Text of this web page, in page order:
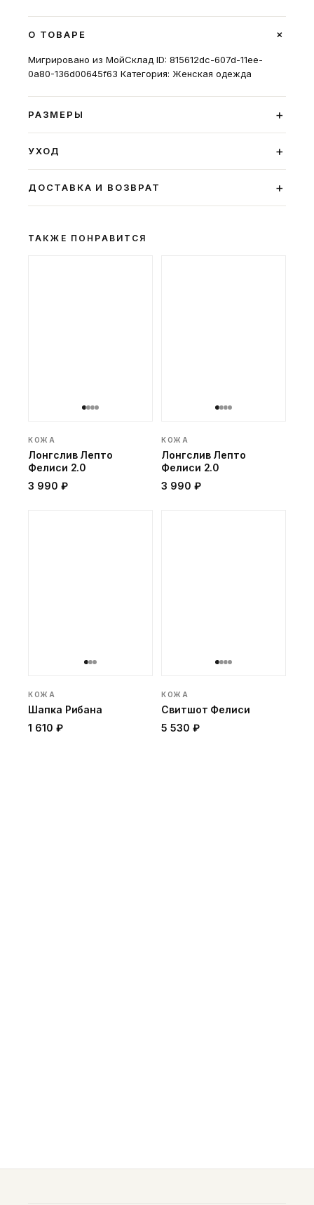
О ТОВАРЕ +
Мигрировано из МойСклад ID: 815612dc-607d-11ee-
0a80-136d00645f63 Категория: Женская одежда
РАЗМЕРЫ +
УХОД +
ДОСТАВКА И ВОЗВРАТ +
ТАКЖЕ ПОНРАВИТСЯ
КОЖА
Лонгслив Лепто
Фелиси 2.0
3 990 ₽
КОЖА
Лонгслив Лепто
Фелиси 2.0
3 990 ₽
КОЖА
Шапка Рибана
1 610 ₽
КОЖА
Свитшот Фелиси
5 530 ₽